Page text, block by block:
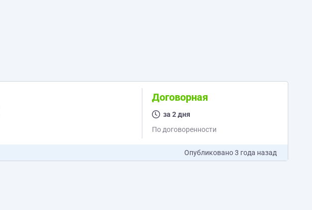
Договорная
за 2 дня
По договоренности
Опубликовано3 года назад